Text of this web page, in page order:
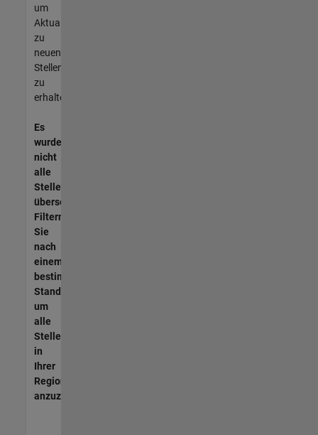
um
Aktualisierungen
zu
neuen
Stellenangeboten
zu
erhalten.
Es
wurden
nicht
alle
Stellen
übersetzt.
Filtern
Sie
nach
einem
bestimmten
Standort,
um
alle
Stellenangebote
in
Ihrer
Region
anzuzeigen.